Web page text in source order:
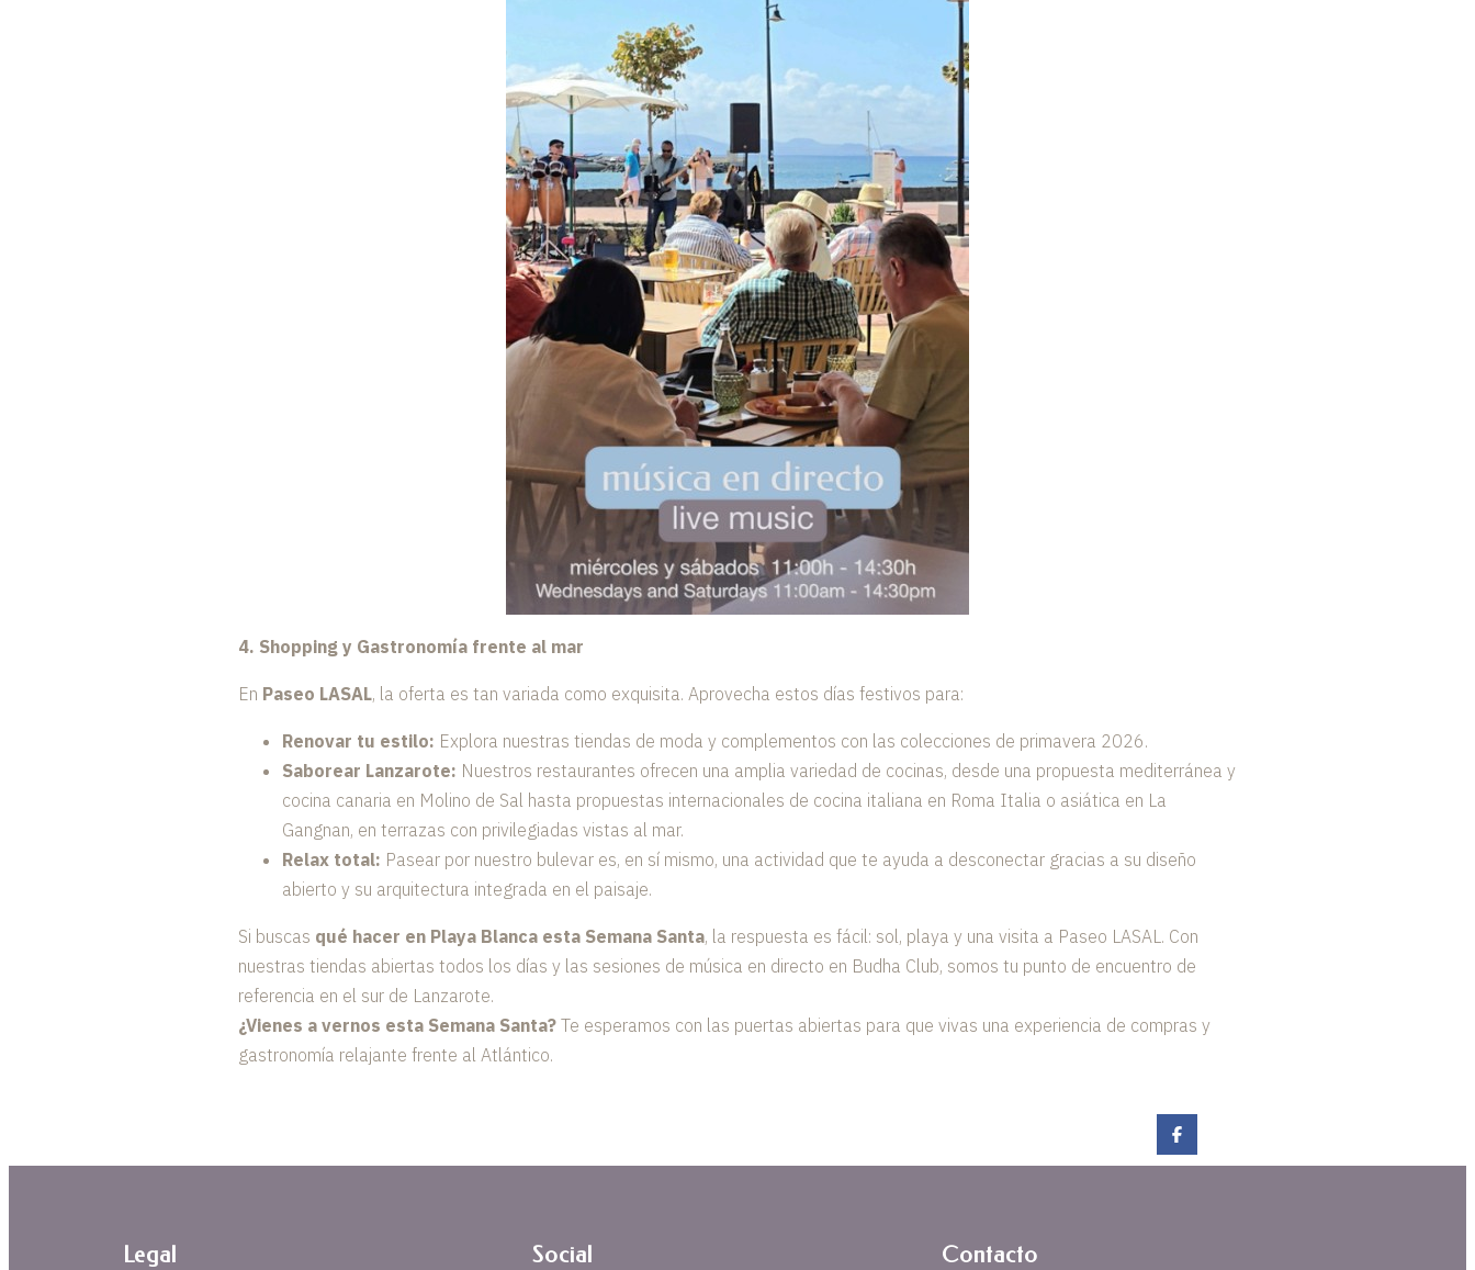
4. Shopping y Gastronomía frente al mar
En Paseo LASAL, la oferta es tan variada como exquisita. Aprovecha estos días festivos para:
Renovar tu estilo: Explora nuestras tiendas de moda y complementos con las colecciones de primavera 2026.
Saborear Lanzarote: Nuestros restaurantes ofrecen una amplia variedad de cocinas, desde una propuesta mediterránea y
cocina canaria en Molino de Sal hasta propuestas internacionales de cocina italiana en Roma Italia o asiática en La
Gangnan, en terrazas con privilegiadas vistas al mar.
Relax total: Pasear por nuestro bulevar es, en sí mismo, una actividad que te ayuda a desconectar gracias a su diseño
abierto y su arquitectura integrada en el paisaje.
Si buscas qué hacer en Playa Blanca esta Semana Santa, la respuesta es fácil: sol, playa y una visita a Paseo LASAL. Con
nuestras tiendas abiertas todos los días y las sesiones de música en directo en Budha Club, somos tu punto de encuentro de
referencia en el sur de Lanzarote.
¿Vienes a vernos esta Semana Santa? Te esperamos con las puertas abiertas para que vivas una experiencia de compras y
gastronomía relajante frente al Atlántico.
Legal Social Contacto